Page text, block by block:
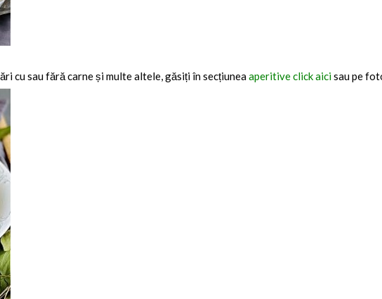
cu sau fără carne și multe altele, găsiți în secțiuneaaperitive click aicisau pe